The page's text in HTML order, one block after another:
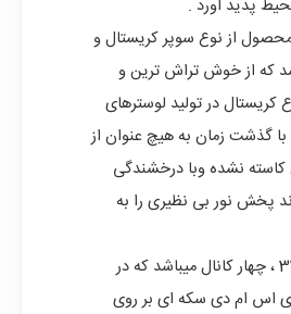
پدید آورد .
از نوع سوپر کریستال و
که از خوش تراش ترین و
در تولید لوسترهای
گذشت زمان به هیچ عنوان از
نشده وبا درخشندگی
پخش نور بی نظیری را به
کنترل لوستر 33625 ، چهار کانال میباشد که در
اس ام دی سکه ای بر روی